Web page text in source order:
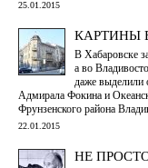
25.01.2015
КАРТИНЫ
В Хабаровске
а во
даже выделили
Адмирала Фокина и
Фрунзенского района
22.01.2015
НЕ